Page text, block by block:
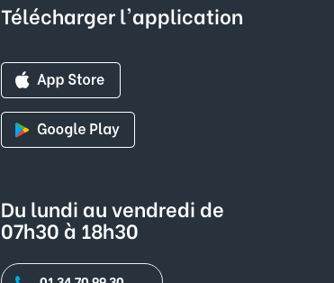
Télécharger l'application
Du lundi au vendredi de
07h30 à 18h30